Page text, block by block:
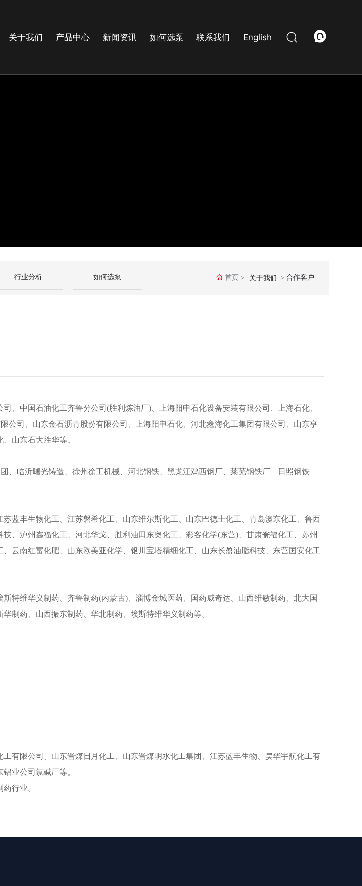
关于我们 产品中心 新闻资讯 如何选泵 联系我们 English
行业分析 如何选泵 首页 关于我们 合作客户
中国石油化工齐鲁分公司(胜利炼油厂)、上海阳申石化设备安装有限公司、上海石化、
公司、山东金石沥青股份有限公司、上海阳申石化、河北鑫海化工集团有限公司、山东亨
山东石大胜华等。
临沂曙光铸造、徐州徐工机械、河北钢铁、黑龙江鸡西钢厂、莱芜钢铁厂、日照钢铁
丰生物化工、江苏磐希化工、山东维尔斯化工、山东巴德士化工、青岛澳东化工、鲁西
、泸州鑫福化工、河北华戈、胜利油田东奥化工、彩客化学(东营)、甘肃瓮福化工、苏州
云南红富化肥、山东欧美亚化学、银川宝塔精细化工、山东长盈油脂科技、东营国安化工
维华义制药、齐鲁制药(内蒙古)、淄博金城医药、国药威奇达、山西维敏制药、北大国
制药、山西振东制药、华北制药、埃斯特维华义制药等。
限公司、山东晋煤日月化工、山东晋煤明水化工集团、江苏蓝丰生物、昊华宇航化工有
业公司氯碱厂等。
行业。